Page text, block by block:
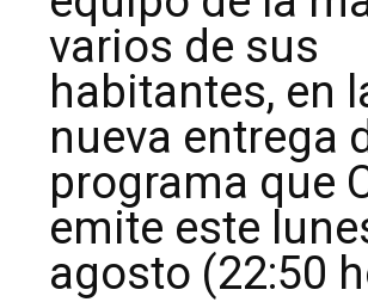
varios de sus
habitantes, en
nueva entrega
programa que
emite este
agosto (22:50